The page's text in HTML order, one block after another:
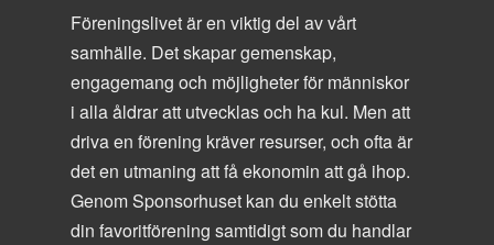
Föreningslivet är en viktig del av vårt
samhälle. Det skapar gemenskap,
engagemang och möjligheter för människor
i alla åldrar att utvecklas och ha kul. Men att
driva en förening kräver resurser, och ofta är
det en utmaning att få ekonomin att gå ihop.
Genom Sponsorhuset kan du enkelt stötta
din favoritförening samtidigt som du handlar